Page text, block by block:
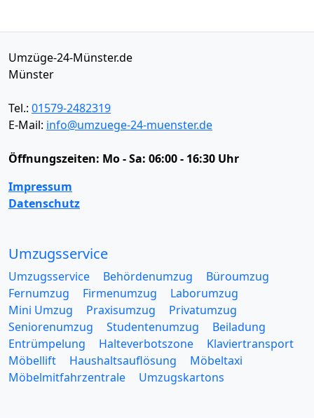
Umzüge-24-Münster.de
Münster
Tel.: 01579-2482319
E-Mail: info@umzuege-24-muenster.de
Öffnungszeiten: Mo - Sa: 06:00 - 16:30 Uhr
Impressum
Datenschutz
Umzugsservice
Umzugsservice Behördenumzug
Büroumzug
Fernumzug
Firmenumzug
Laborumzug
Mini Umzug
Praxisumzug
Privatumzug
Seniorenumzug
Studentenumzug
Beiladung
Entrümpelung
Halteverbotszone
Klaviertransport
Möbellift
Haushaltsauflösung
Möbeltaxi
Möbelmitfahrzentrale
Umzugskartons